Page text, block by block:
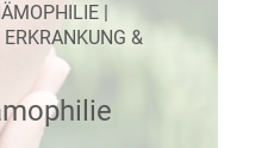
|
ERKRANKUNG &